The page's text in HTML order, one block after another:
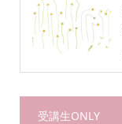
受講生ONLY